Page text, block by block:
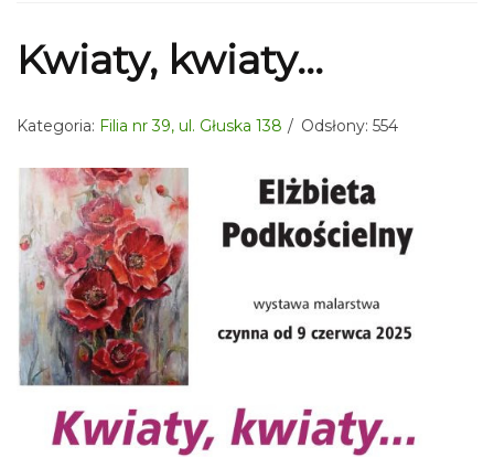
Kwiaty, kwiaty...
Kategoria: Filia nr 39, ul. Głuska 138 Odsłony: 554